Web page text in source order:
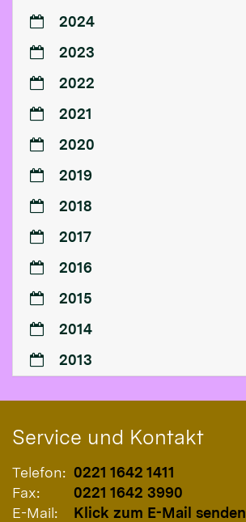
2024
2023
2022
2021
2020
2019
2018
2017
2016
2015
2014
2013
Service und Kontakt
Telefon: 0221 1642 1411
Fax:
0221 1642 3990
E-Mail:
Klick zum E-Mail senden